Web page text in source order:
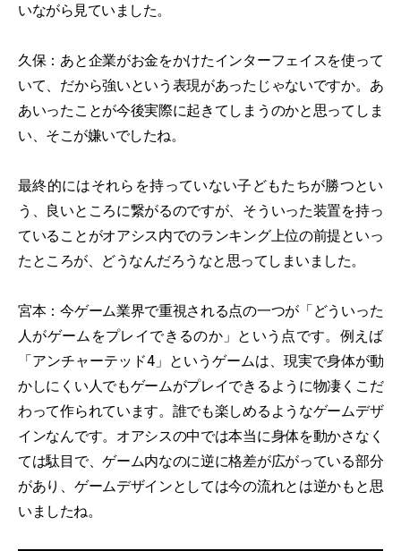
いながら見ていました。
久保：あと企業がお金をかけたインターフェイスを使って
いて、だから強いという表現があったじゃないですか。あ
あいったことが今後実際に起きてしまうのかと思ってしま
い、そこが嫌いでしたね。
最終的にはそれらを持っていない子どもたちが勝つとい
う、良いところに繋がるのですが、そういった装置を持っ
ていることがオアシス内でのランキング上位の前提といっ
たところが、どうなんだろうなと思ってしまいました。
宮本：今ゲーム業界で重視される点の一つが「どういった
人がゲームをプレイできるのか」という点です。例えば
「アンチャーテッド4」というゲームは、現実で身体が動
かしにくい人でもゲームがプレイできるように物凄くこだ
わって作られています。誰でも楽しめるようなゲームデザ
インなんです。オアシスの中では本当に身体を動かさなく
ては駄目で、ゲーム内なのに逆に格差が広がっている部分
があり、ゲームデザインとしては今の流れとは逆かもと思
いましたね。